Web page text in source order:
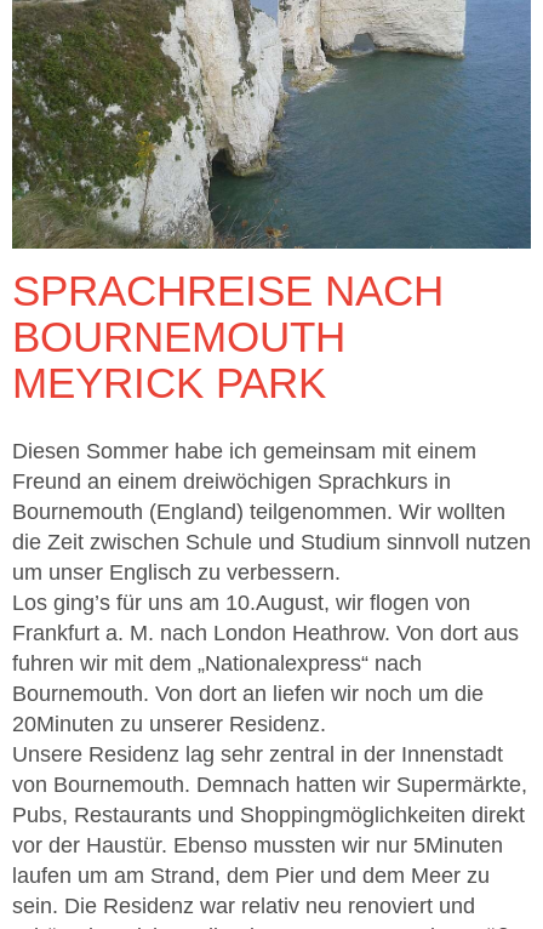
SPRACHREISE NACH
BOURNEMOUTH
MEYRICK PARK
Diesen Sommer habe ich gemeinsam mit einem
Freund an einem dreiwöchigen Sprachkurs in
Bournemouth (England) teilgenommen. Wir wollten
die Zeit zwischen Schule und Studium sinnvoll nutzen
um unser Englisch zu verbessern.
Los ging’s für uns am 10.August, wir flogen von
Frankfurt a. M. nach London Heathrow. Von dort aus
fuhren wir mit dem „Nationalexpress“ nach
Bournemouth. Von dort an liefen wir noch um die
20Minuten zu unserer Residenz.
Unsere Residenz lag sehr zentral in der Innenstadt
von Bournemouth. Demnach hatten wir Supermärkte,
Pubs, Restaurants und Shoppingmöglichkeiten direkt
vor der Haustür. Ebenso mussten wir nur 5Minuten
laufen um am Strand, dem Pier und dem Meer zu
sein. Die Residenz war relativ neu renoviert und